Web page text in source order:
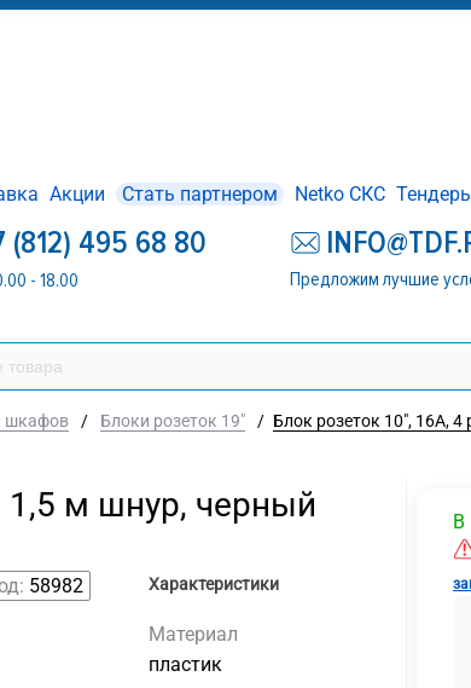
Акции Стать партнером Netko СКС
(812) 495 68 80
- 18.00 Предложим лучшие
шкафов / Блоки розеток 19" / Блок розеток 10", 16А,
1,5 м шнур, черный
58982 Характеристики
Материал
пластик
В